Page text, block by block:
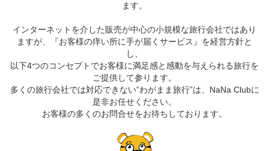
ます。
インターネットを介した販売が中心の小規模な旅行会社ではあり
ますが、『お客様の痒い所に手が届くサービス』を経営方針と
し、
以下4つのコンセプトでお客様に満足感と感動を与えられる旅行を
ご提供して参ります。
多くの旅行会社では対応できない”わがまま旅行”は、NaNa Clubに
是非お任せください。
お客様の多くのお問合せをお待ちしております。